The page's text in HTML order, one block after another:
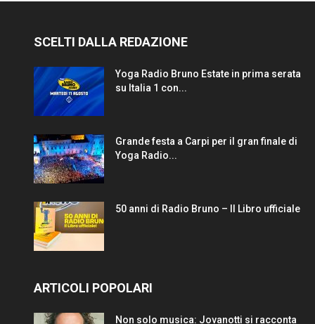
SCELTI DALLA REDAZIONE
Yoga Radio Bruno Estate in prima serata
su Italia 1 con...
Grande festa a Carpi per il gran finale di
Yoga Radio...
50 anni di Radio Bruno – Il Libro ufficiale
ARTICOLI POPOLARI
Non solo musica: Jovanotti si racconta